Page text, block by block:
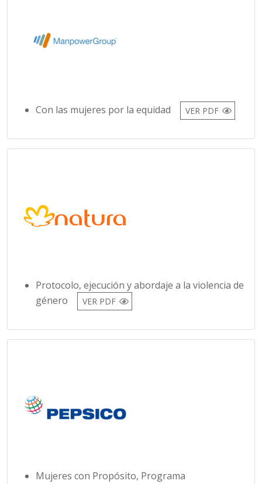
Con las mujeres por la equidad VER PDF
Protocolo, ejecución y abordaje a la violencia de
género
VER PDF
Mujeres con Propósito, Programa